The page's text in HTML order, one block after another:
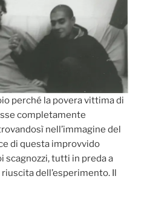
perché la povera vittima di
completamente
nell’immagine del
di questa improvvido
scagnozzi, tutti in preda a
dell’esperimento. Il